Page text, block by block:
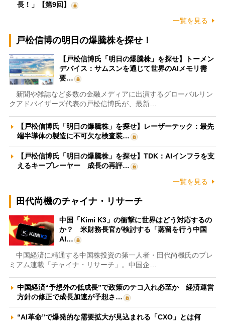
長！」【第9回】
一覧を見る
戸松信博の明日の爆騰株を探せ！
【戸松信博氏「明日の爆騰株」を探せ】トーメン
デバイス：サムスンを通じて世界のAIメモリ需
要…
新聞や雑誌など多数の金融メディアに出演するグローバルリン
クアドバイザーズ代表の戸松信博氏が、最新…
【戸松信博氏「明日の爆騰株」を探せ】レーザーテック：最先
端半導体の製造に不可欠な検査装…
【戸松信博氏「明日の爆騰株」を探せ】TDK：AIインフラを支
えるキープレーヤー 成長の再評…
一覧を見る
田代尚機のチャイナ・リサーチ
中国「Kimi K3」の衝撃に世界はどう対応するの
か？ 米財務長官が検討する「蒸留を行う中国
AI…
中国経済に精通する中国株投資の第一人者・田代尚機氏のプレ
ミアム連載「チャイナ・リサーチ」。中国企…
中国経済“予想外の低成長”で政策のテコ入れ必至か 経済運営
方針の修正で成長加速が予想さ…
“AI革命”で爆発的な需要拡大が見込まれる「CXO」とは何